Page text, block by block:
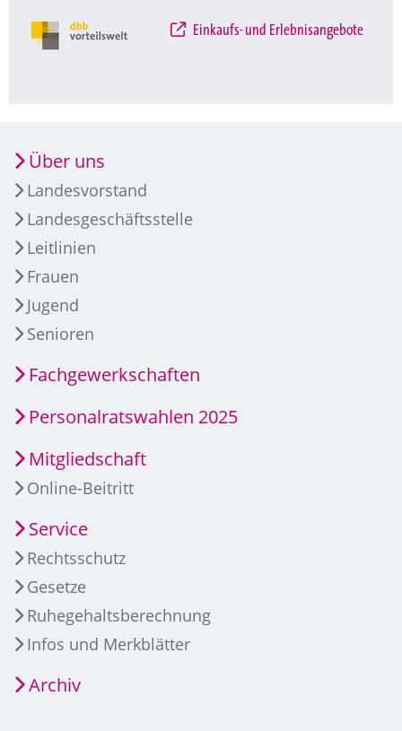
Einkaufs- und Erlebnisangebote
Über uns
Landesvorstand
Landesgeschäftsstelle
Leitlinien
Frauen
Jugend
Senioren
Fachgewerkschaften
Personalratswahlen 2025
Mitgliedschaft
Online-Beitritt
Service
Rechtsschutz
Gesetze
Ruhegehaltsberechnung
Infos und Merkblätter
Archiv